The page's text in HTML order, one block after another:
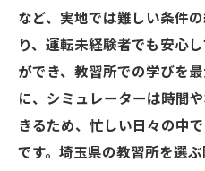
など、実地では難しい条件
り、運転未経験者でも安心
ができ、教習所での学びを
に、シミュレーターは時間
きるため、忙しい日々の中
です。埼玉県の教習所を選